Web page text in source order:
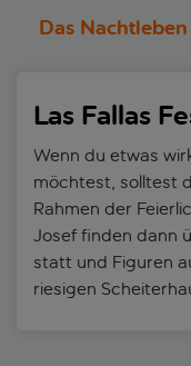
Das Nachtleben
Las Fallas
Wenn du etwas
möchtest, solltest
Rahmen der
Josef finden dann
statt und Figuren
riesigen